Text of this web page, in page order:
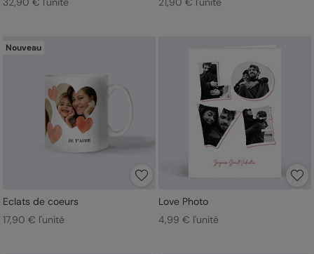
Nouveau
Eclats de coeurs
17,90 € l'unité
Love Photo
4,99 € l'unité